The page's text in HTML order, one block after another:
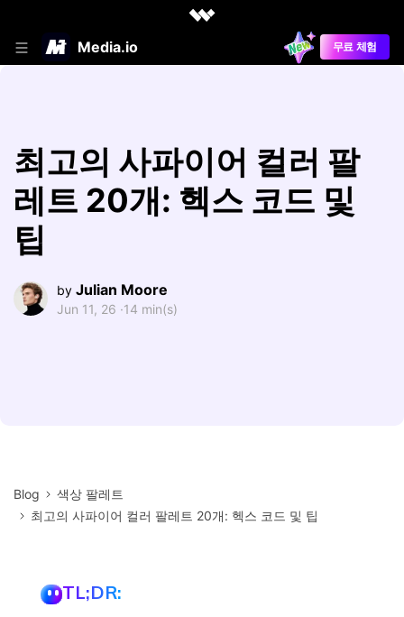
Media.io 무료 체험
최고의 사파이어 컬러 팔
레트 20개: 헥스 코드 및
팁
by Julian Moore
Jun 11, 26 ·14 min(s)
Blog
색상 팔레트
최고의 사파이어 컬러 팔레트 20개: 헥스 코드 및 팁
TL;DR: